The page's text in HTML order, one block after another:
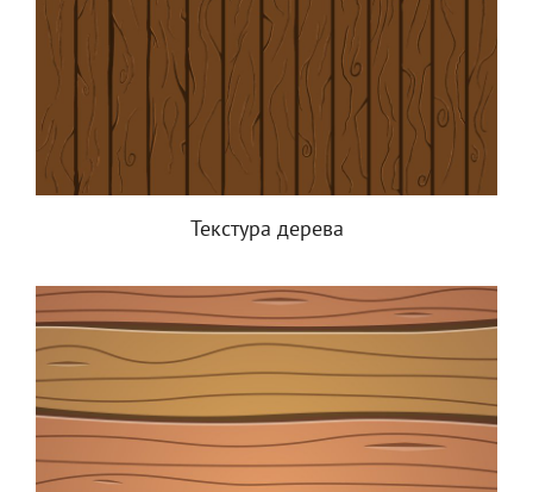
Текстура дерева